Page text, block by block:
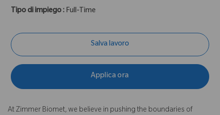
Tipo di impiego : Full-Time
Salva lavoro
Applica ora
At Zimmer Biomet, we believe in pushing the boundaries of